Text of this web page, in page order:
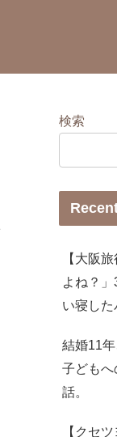
検索
【大阪
よね？
い寝した
結婚11
子どもへ
話。
【クセ